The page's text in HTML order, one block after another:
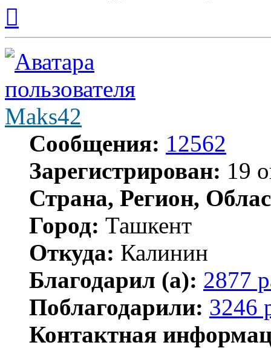
началу
Maks42
Сообщения: 12562
Зарегистрирован: 19
Страна, Регион,
Город: Ташкент
Откуда: Калинин
Благодарил (а): 2877
Поблагодарили: 3246
Контактная